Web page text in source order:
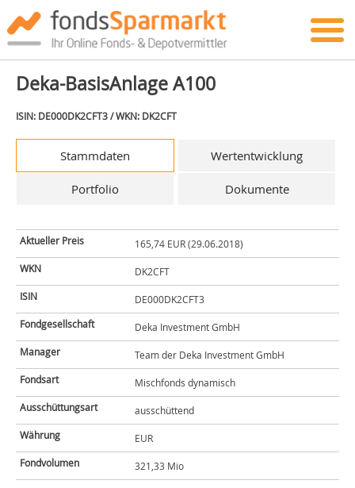
Deka-BasisAnlage A100
ISIN: DE000DK2CFT3 / WKN: DK2CFT
Stammdaten Wertentwicklung
Portfolio Dokumente
Aktueller Preis
165,74 EUR (29.06.2018)
WKN
DK2CFT
ISIN
DE000DK2CFT3
Fondgesellschaft
Deka Investment GmbH
Manager
Team der Deka Investment GmbH
Fondsart
Mischfonds dynamisch
Ausschüttungsart
ausschüttend
Währung
EUR
Fondvolumen
321,33 Mio